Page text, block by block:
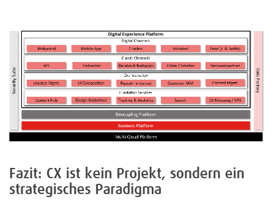
Fazit: CX ist kein Projekt, sondern ein
strategisches Paradigma